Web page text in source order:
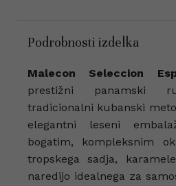
Podrobnosti izdelka
Malecon Seleccion
prestižni panamski
tradicionalni kubanski
elegantni leseni
bogatim, kompleksnim
tropskega sadja,
naredijo idealnega za